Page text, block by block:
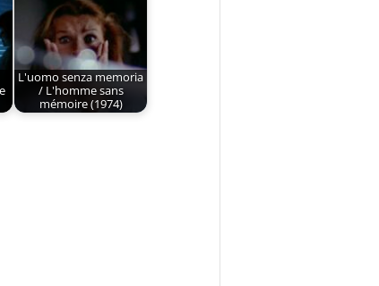
L'uomo senza memoria
/ L'homme sans
mémoire (1974)